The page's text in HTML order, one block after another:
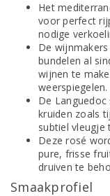
Het
voor perfect
nodige
De
bundelen al
wijnen te
weerspiegelen.
De
kruiden zoals
subtiel vleugje
Deze rosé
pure, frisse
druiven te
Smaakprofiel